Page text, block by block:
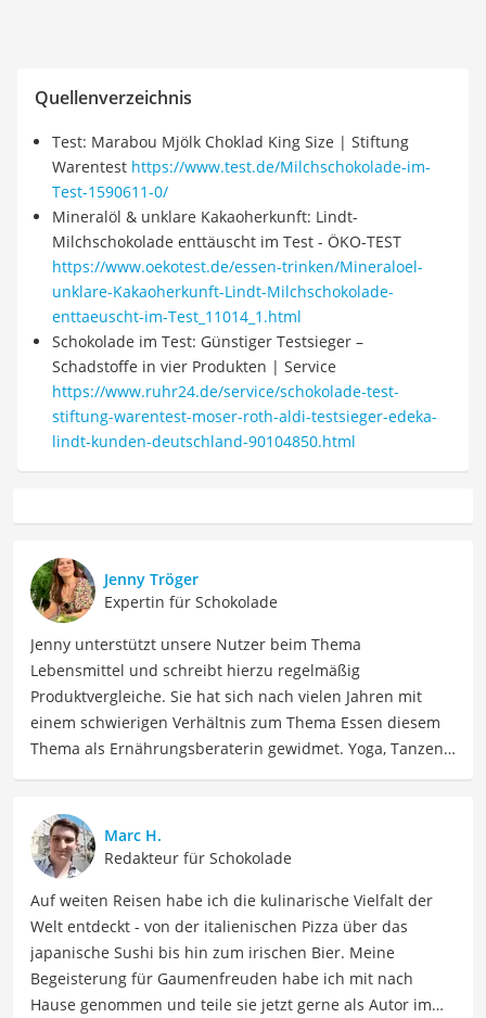
Quellenverzeichnis
Test: Marabou Mjölk Choklad King Size | Stiftung
Warentest https://www.test.de/Milchschokolade-im-
Test-1590611-0/
Mineralöl & unklare Kakaoherkunft: Lindt-
Milchschokolade enttäuscht im Test - ÖKO-TEST
https://www.oekotest.de/essen-trinken/Mineraloel-
unklare-Kakaoherkunft-Lindt-Milchschokolade-
enttaeuscht-im-Test_11014_1.html
Schokolade im Test: Günstiger Testsieger –
Schadstoffe in vier Produkten | Service
https://www.ruhr24.de/service/schokolade-test-
stiftung-warentest-moser-roth-aldi-testsieger-edeka-
lindt-kunden-deutschland-90104850.html
Jenny Tröger
Expertin für Schokolade
Jenny unterstützt unsere Nutzer beim Thema
Lebensmittel und schreibt hierzu regelmäßig
Produktvergleiche. Sie hat sich nach vielen Jahren mit
einem schwierigen Verhältnis zum Thema Essen diesem
Thema als Ernährungsberaterin gewidmet. Yoga, Tanzen,
genießt. Jenny ist schon allein um die Welt gereist. Heute
findet sie Ausgleich bei Yoga und Tanzen, auch als
Lehrerin, und interessiert sich viel für Südamerika und
Schamanismus.
Der Marabou-Schokolade-Vergleich ist aus unserer Sicht
besonders empfehlenswert fürSchokoladenliebhaber
undNaschkatzen.
Marc H.
Redakteur für Schokolade
Auf weiten Reisen habe ich die kulinarische Vielfalt der
Welt entdeckt - von der italienischen Pizza über das
japanische Sushi bis hin zum irischen Bier. Meine
Begeisterung für Gaumenfreuden habe ich mit nach
Hause genommen und teile sie jetzt gerne als Autor im